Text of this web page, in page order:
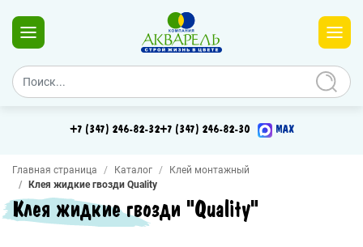
+7 (347) 246-82-32+7 (347) 246-82-30 MAX
Главная страница Каталог
Клей монтажный
Клея жидкие гвозди Quality
Клея жидкие гвозди "Quality"